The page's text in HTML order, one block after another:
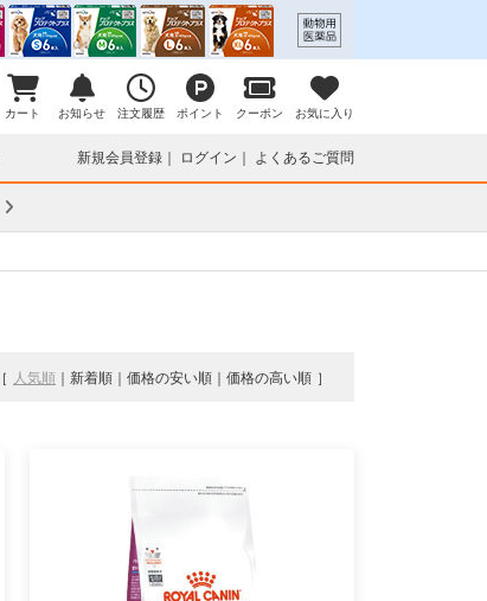
カート お知らせ 注文履歴 ポイント クーポン お気に入り
新規会員登録 ログイン よくあるご質問
人気順 新着順 価格の安い順 価格の高い順